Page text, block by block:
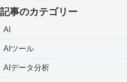
記事のカテゴリー
AI
AIツール
AIデータ分析